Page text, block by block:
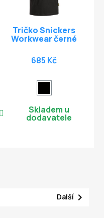
Tričko Snickers
Workwear černé
685 Kč
Skladem u
dodavatele
Další 